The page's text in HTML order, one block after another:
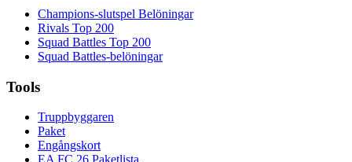
Champions-slutspel Belöningar
Rivals Top 200
Squad Battles Top 200
Squad Battles-belöningar
Tools
Truppbyggaren
Paket
Engångskort